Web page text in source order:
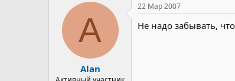
A
Alan
22 Мар 2007
Не надо забывать,